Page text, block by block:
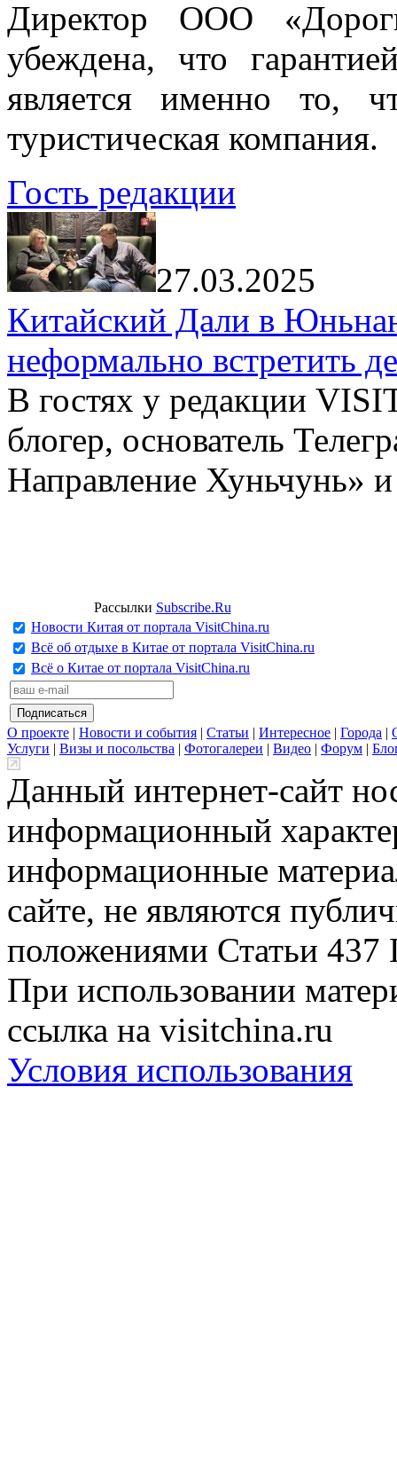
Директор ООО
убеждена, что
является именно то,
туристическая компания.
Гость редакции
27.03.2025
Китайский Дали в
неформально встретить
В гостях у редакции
блогер, основатель
Направление Хуньчунь»
Рассылки Subscribe.Ru
Новости Китая от портала VisitChina.ru
Всё об отдыхе в Китае от портала VisitChina.ru
Всё о Китае от портала VisitChina.ru
О проекте | Новости и события | Статьи | Интересное | Города |
Услуги | Визы и посольства | Фотогалереи | Видео | Форум |
Данный интернет-сайт
информационный
информационные
сайте, не являются
положениями Статьи 437
При использовании
ссылка на visitchina.ru
Условия использования